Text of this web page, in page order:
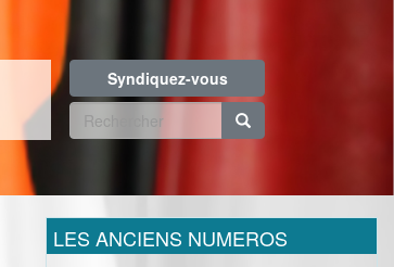
Syndiquez-vous
Formulaire
recherche
LES ANCIENS NUMEROS